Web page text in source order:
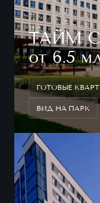
ТАЙМ
от 6.5
ГОТОВЫЕ
ВИД НА ПАРК